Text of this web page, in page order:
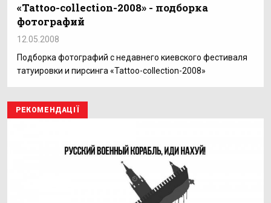
«Tattoo-collection-2008» - подборка
фотографий
12.05.2008
Подборка фотографий с недавнего киевского фестиваля
татуировки и пирсинга «Tattoo-collection-2008»
РЕКОМЕНДАЦІЇ